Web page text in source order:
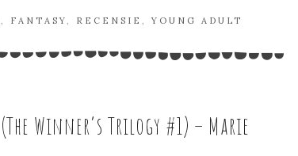
, FANTASY, RECENSIE ,YOUNG ADULT
Winner’s Trilogy #1) – Marie